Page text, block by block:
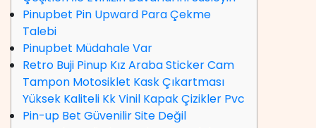
Pinupbet Pin Upward Para Çekme
Talebi
Pinupbet Müdahale Var
Retro Buji Pinup Kız Araba Sticker Cam
Tampon Motosiklet Kask Çıkartması
Yüksek Kaliteli Kk Vinil Kapak Çizikler Pvc
Pin-up Bet Güvenilir Site Değil